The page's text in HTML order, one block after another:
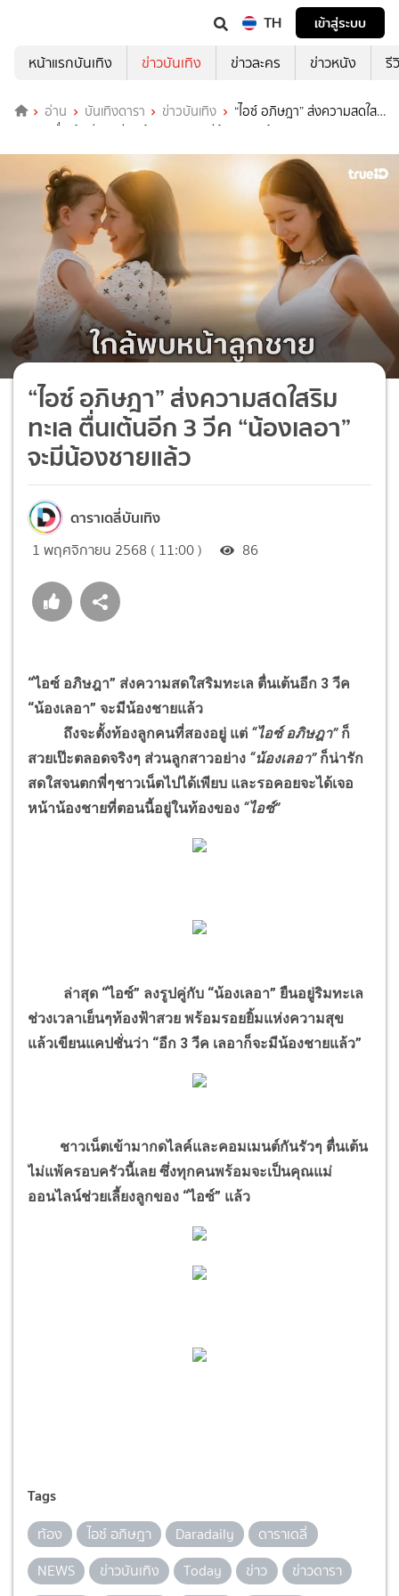
TH
เข้าสู่ระบบ
หน้าแรกบันเทิง
ข่าวบันเทิง ข่าวละคร ข่าวหนัง รี
อ่าน บันเทิงดารา ข่าวบันเทิง
“ไอซ์ อภิษฎา” ส่งความสดใส
ริมทะเล ตื่นเต้นอีก 3 วีค “น้องเลอา” จะมีน้องชายแล้ว
“ไอซ์ อภิษฎา” ส่งความสดใสริม
ทะเล ตื่นเต้นอีก 3 วีค “น้องเลอา”
จะมีน้องชายแล้ว
ดาราเดลี่บันเทิง
1 พฤศจิกายน 2568 ( 11:00 ) 86
“ไอซ์ อภิษฎา” ส่งความสดใสริมทะเล ตื่นเต้นอีก 3 วีค
“น้องเลอา” จะมีน้องชายแล้ว
ถึงจะตั้งท้องลูกคนที่สองอยู่ แต่ “ไอซ์ อภิษฎา” ก็
สวยเป๊ะตลอดจริงๆ ส่วนลูกสาวอย่าง “น้องเลอา” ก็น่ารัก
สดใสจนตกพี่ๆชาวเน็ตไปได้เพียบ และรอคอยจะได้เจอ
หน้าน้องชายที่ตอนนี้อยู่ในท้องของ “ไอซ์”
ล่าสุด “ไอซ์” ลงรูปคู่กับ “น้องเลอา” ยืนอยู่ริมทะเล
ช่วงเวลาเย็นๆท้องฟ้าสวย พร้อมรอยยิ้มแห่งความสุข
แล้วเขียนแคปชั่นว่า “อีก 3 วีค เลอาก็จะมีน้องชายแล้ว”
ชาวเน็ตเข้ามากดไลค์และคอมเมนต์กันรัวๆ ตื่นเต้น
ไม่แพ้ครอบครัวนี้เลย ซึ่งทุกคนพร้อมจะเป็นคุณแม่
ออนไลน์ช่วยเลี้ยงลูกของ “ไอซ์” แล้ว
Tags
ท้อง ไอซ์ อภิษฎา Daradaily
ดาราเดลี่
NEWS
ข่าวบันเทิง Today ข่าว ข่าวดารา